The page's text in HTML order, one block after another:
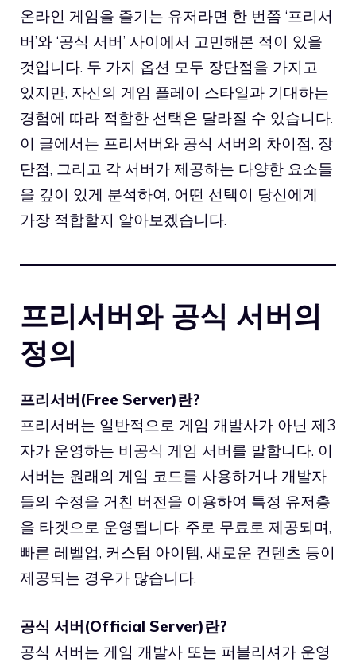
온라인 게임을 즐기는 유저라면 한 번쯤 ‘프리서
버’와 ‘공식 서버’ 사이에서 고민해본 적이 있을
것입니다. 두 가지 옵션 모두 장단점을 가지고
있지만, 자신의 게임 플레이 스타일과 기대하는
경험에 따라 적합한 선택은 달라질 수 있습니다.
이 글에서는 프리서버와 공식 서버의 차이점, 장
단점, 그리고 각 서버가 제공하는 다양한 요소들
을 깊이 있게 분석하여, 어떤 선택이 당신에게
가장 적합할지 알아보겠습니다.
프리서버와 공식 서버의
정의
프리서버(Free Server)란?
프리서버는 일반적으로 게임 개발사가 아닌 제3
자가 운영하는 비공식 게임 서버를 말합니다. 이
서버는 원래의 게임 코드를 사용하거나 개발자
들의 수정을 거친 버전을 이용하여 특정 유저층
을 타겟으로 운영됩니다. 주로 무료로 제공되며,
빠른 레벨업, 커스텀 아이템, 새로운 컨텐츠 등이
제공되는 경우가 많습니다.
공식 서버(Official Server)란?
공식 서버는 게임 개발사 또는 퍼블리셔가 운영